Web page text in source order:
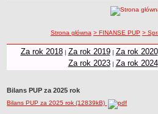
Struktura organizacyjna
Podstawy prawne działania Urzędu
Godziny pracy Urzędu
Raport o stanie zapewnienia
ścieżka nawigacji
Strona główna > FINANSE PUP >
Za rok 2018| Za rok 2019| Za rok 2020
Za rok 2023| Za rok 2024
Bilans PUP za 2025 rok
Bilans PUP za 2025 rok (12839kB)